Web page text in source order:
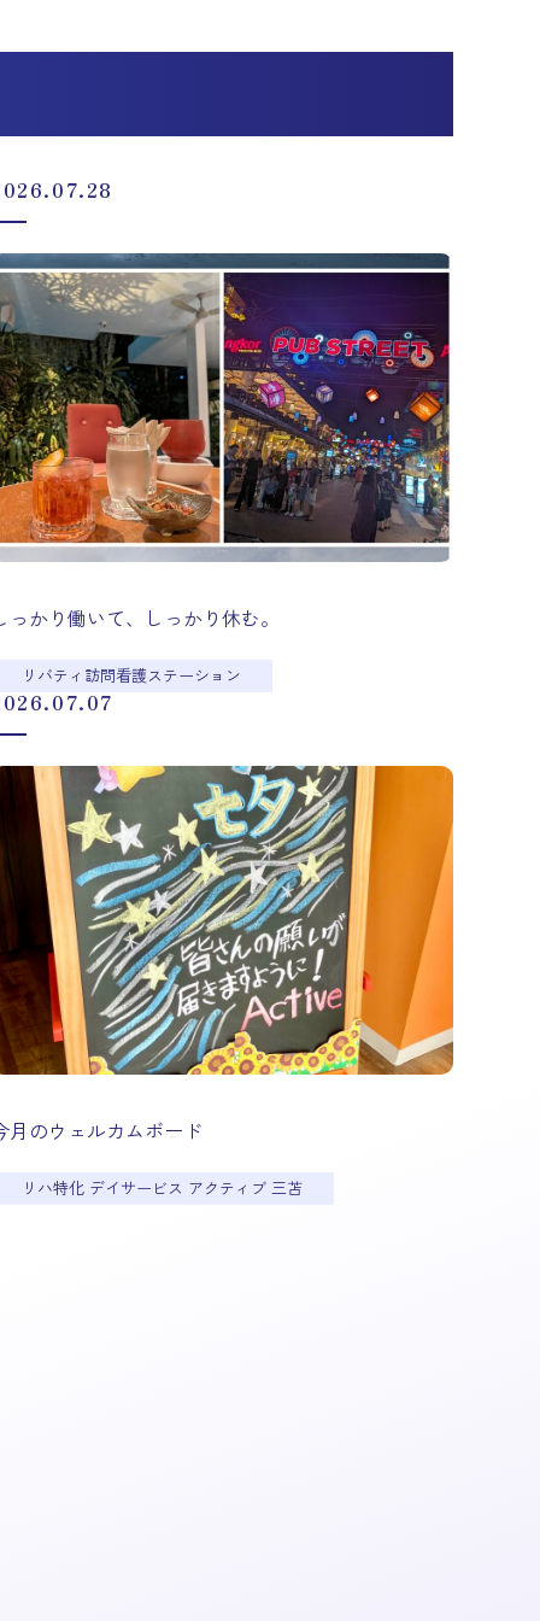
っかり働いて、しっかり休む。
リバティ訪問看護ステーション
月のウェルカムボード
リハ特化 デイサービス アクティブ 三苫